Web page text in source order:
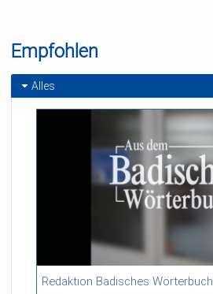
Empfohlen
Alles
Redaktion Badisches Wörterbuch